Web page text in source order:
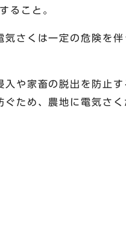
ること。
さくは一定の危険を伴
や家畜の脱出を防止す
ため、農地に電気さく